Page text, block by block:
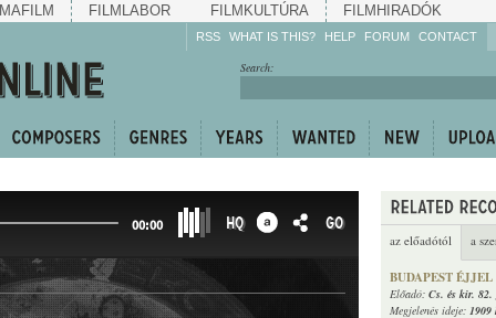
MAFILM FILMLABOR FILMKULTÚRA FILMHIRADÓK
RSS WHAT IS THIS? HELP
Enrich!
Share!
FORUM CONTACT
Search:
az előadótól a
BUDAPEST
Előadó: Cs. és kir. 82.
Megjelenés ideje:
00:00 HQ GO